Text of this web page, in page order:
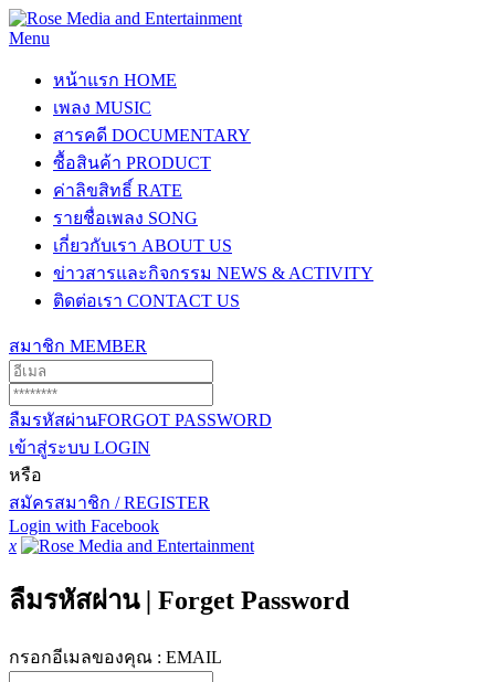
Menu
หน้าแรก HOME
เพลง MUSIC
สารคดี DOCUMENTARY
ซื้อสินค้า PRODUCT
ค่าลิขสิทธิ์ RATE
รายชื่อเพลง SONG
เกี่ยวกับเรา ABOUT US
ข่าวสารและกิจกรรม NEWS & ACTIVITY
ติดต่อเรา CONTACT US
สมาชิก MEMBER
ลืมรหัสผ่านFORGOT PASSWORD
เข้าสู่ระบบ LOGIN
หรือ
สมัครสมาชิก / REGISTER
Login with Facebook
x
ลืมรหัสผ่าน | Forget Password
กรอกอีเมลของคุณ : EMAIL